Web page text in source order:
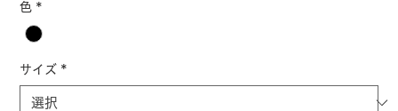
色 *
サイズ *